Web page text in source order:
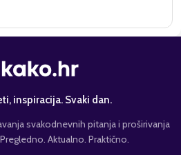
inspiracija. Svaki dan.
svakodnevnih pitanja i proširivanja
Aktualno. Praktično.